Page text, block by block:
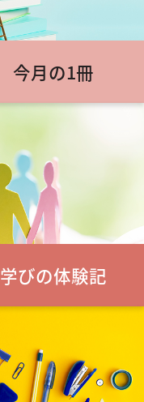
今月の1冊
学びの体験記